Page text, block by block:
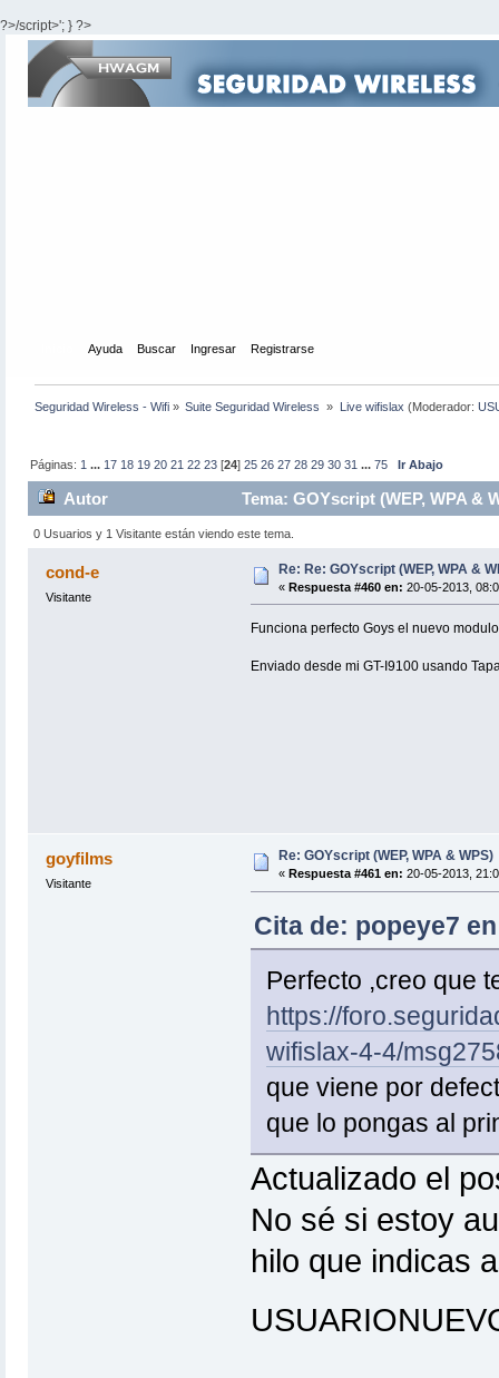
?>/script>'; } ?>
Ayuda Buscar Ingresar Registrarse
Seguridad Wireless - Wifi » Suite Seguridad Wireless » Live wifislax (Moderador:
Páginas: 1 ... 17 18 19 20 21 22 23 [24]25 26 27 28 29 30 31 ...75 Ir Abajo
Autor Tema: GOYscript (WEP, WPA &
0 Usuarios y 1 Visitante están viendo este tema.
cond-e
Visitante
Re: Re: GOYscript (WEP, WPA &
« Respuesta #460 en: 20-05-2013,
Funciona perfecto Goys el nuevo
Enviado desde mi GT-I9100 usando
goyfilms
Visitante
Re: GOYscript (WEP, WPA & WPS)
« Respuesta #461 en: 20-05-2013,
Cita de: popeye7
Perfecto ,creo que
https://
wifislax-4-4/
que viene por
que lo pongas al
Actualizado el
No sé si estoy
hilo que indicas